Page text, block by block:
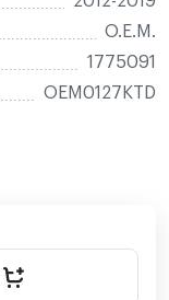
O.E.M.
1775091
OEM0127KTD